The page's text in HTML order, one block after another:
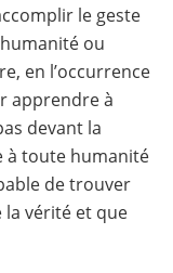
le geste
ou
en l’occurrence
apprendre à
devant la
à toute humanité
de trouver
la vérité et que